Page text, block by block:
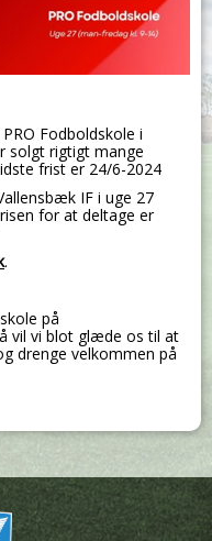
Fodboldskole i
solgt rigtigt mange
frist er 24/6-2024
IF i uge 27
for at deltage er
.
på
vil vi blot glæde os til at
drenge velkommen på